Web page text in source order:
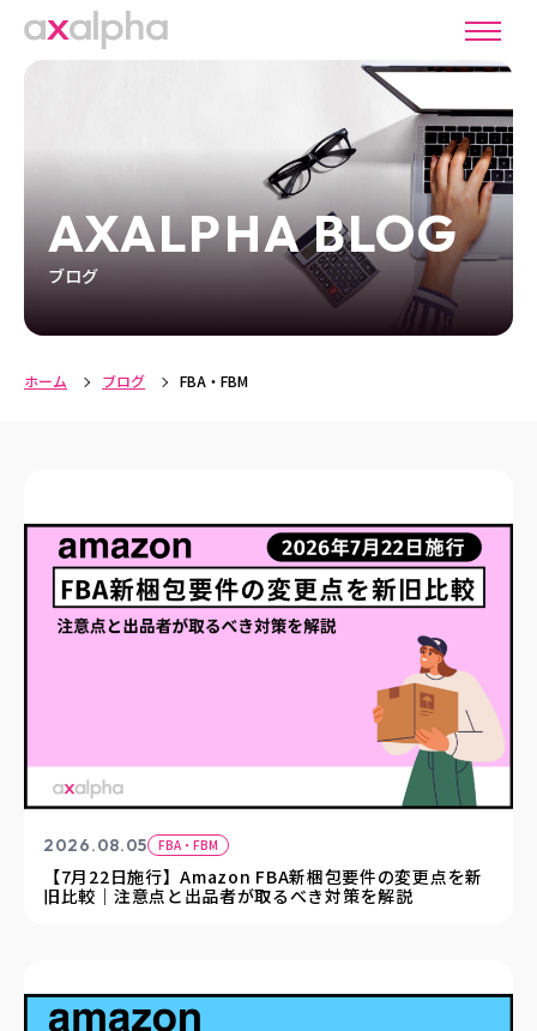
AXALPHA BLOG
ブログ
ホーム ブログ FBA・FBM
2026.08.05 FBA・FBM
【7月22日施行】Amazon FBA新梱包要件の変更点を新
旧比較｜注意点と出品者が取るべき対策を解説